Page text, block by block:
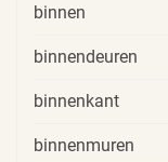
binnen
binnendeuren
binnenkant
binnenmuren